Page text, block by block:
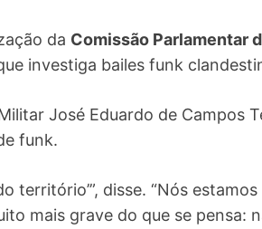
da Comissão Parlamentar
investiga bailes funk
José Eduardo de Campos
funk.
território’”, disse. “Nós
mais grave do que se pensa: